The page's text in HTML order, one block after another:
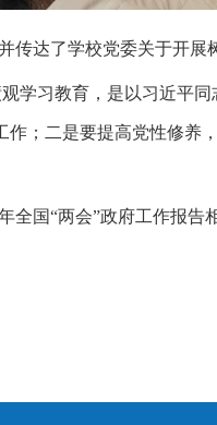
传达了学校党委关于开展
学习教育，是以习近平
作；二是要提高党性修养
全国“两会”政府工作报告